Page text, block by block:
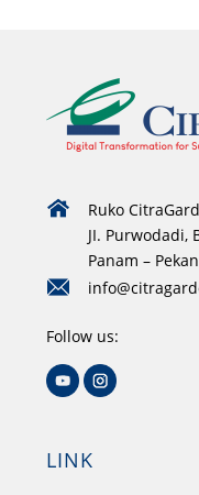
Ruko
JI. Purwodadi,
Panam –
Follow us:
LINK